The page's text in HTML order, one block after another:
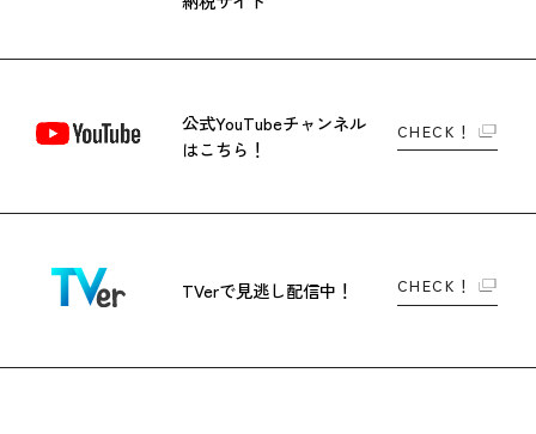
公式YouTubeチャンネル
はこちら！
CHECK！
TVerで見逃し配信中！ CHECK！